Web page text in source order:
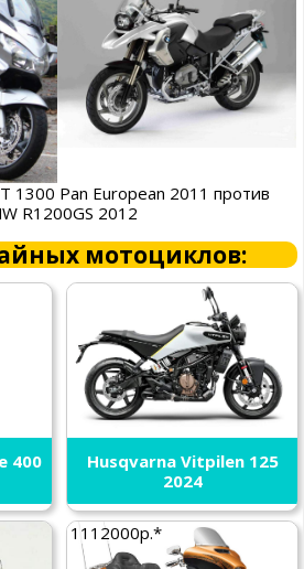
1300 Pan European 2011 против
R1200GS 2012
мотоциклов:
400
Husqvarna Vitpilen 125
2024
1112000р.*